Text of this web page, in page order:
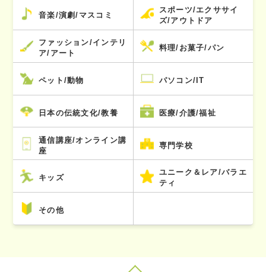
音楽/演劇/マスコミ
スポーツ/エクササイ
ズ/アウトドア
ファッション/インテリ
ア/アート
料理/お菓子/パン
ペット/動物 パソコン/IT
日本の伝統文化/教養 医療/介護/福祉
通信講座/オンライン講
座
専門学校
キッズ
ユニーク＆レア/バラエ
ティ
その他